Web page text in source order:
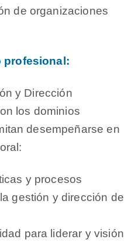
de organizaciones
profesional:
y Dirección
los dominios
desempeñarse en
y procesos
gestión y dirección de
para liderar y visión